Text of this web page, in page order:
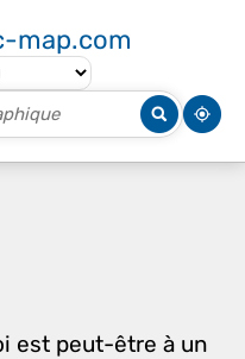
map.com
est peut-être à un